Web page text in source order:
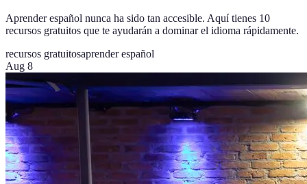
Aprender español nunca ha sido tan accesible. Aquí tienes 10
recursos gratuitos que te ayudarán a dominar el idioma rápidamente.
recursos gratuitosaprender español
Aug 8